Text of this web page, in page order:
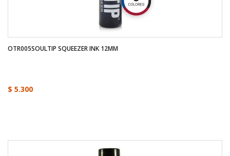
OTR005SOULTIP SQUEEZER INK 12MM
$ 5.300